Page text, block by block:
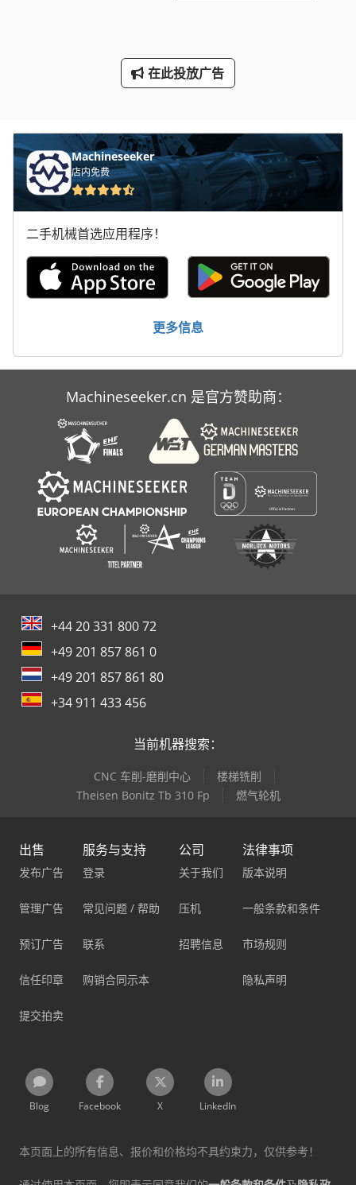
在此投放广告
Machineseeker
店内免费
二手机械首选应用程序！
更多信息
Machineseeker.cn 是官方赞助商：
+44 20 331 800 72
+49 201 857 861 0
+49 201 857 861 80
+34 911 433 456
当前机器搜索：
CNC 车削-磨削中心
楼梯铣削
Theisen Bonitz Tb 310 Fp
燃气轮机
出售
发布广告
管理广告
预订广告
信任印章
提交拍卖
服务与支持
登录
常见问题 / 帮助
联系
购销合同示本
公司
关于我们
压机
招聘信息
法律事项
版本说明
一般条款和条件
市场规则
隐私声明
Blog Facebook X LinkedIn
本页面上的所有信息、报价和价格均不具约束力，仅供参考！